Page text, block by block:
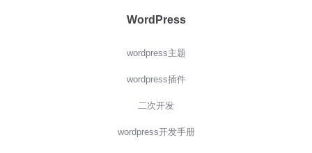
WordPress
wordpress主题
wordpress插件
二次开发
wordpress开发手册